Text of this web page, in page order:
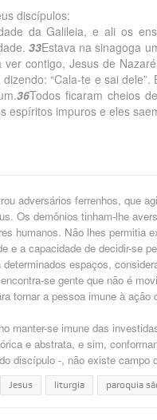
discípulos:
da Galileia, e ali os
33Estava na sinagoga
ver contigo, Jesus de
“Cala-te e sai
36Todos ficaram cheios
espíritos impuros e eles
adversários ferrenhos, que
Os demônios tinham-lhe
humanos. Não lhes permitia
e a capacidade de decidir-se
espaços,
se gente que não é
tornar a pessoa imune à
manter-se imune das
e abstrata, e sim,
discípulo -, não existe campo
Jesus liturgia paroquia